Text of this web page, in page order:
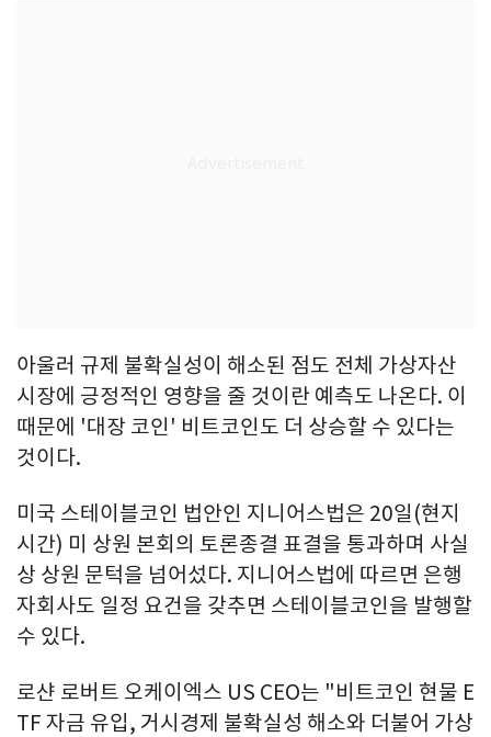
아울러 규제 불확실성이 해소된 점도 전체 가상자산
시장에 긍정적인 영향을 줄 것이란 예측도 나온다. 이
때문에 '대장 코인' 비트코인도 더 상승할 수 있다는
것이다.
미국 스테이블코인 법안인 지니어스법은 20일(현지
시간) 미 상원 본회의 토론종결 표결을 통과하며 사실
상 상원 문턱을 넘어섰다. 지니어스법에 따르면 은행
자회사도 일정 요건을 갖추면 스테이블코인을 발행할
수 있다.
로샨 로버트 오케이엑스 US CEO는 "비트코인 현물 E
TF 자금 유입, 거시경제 불확실성 해소와 더불어 가상